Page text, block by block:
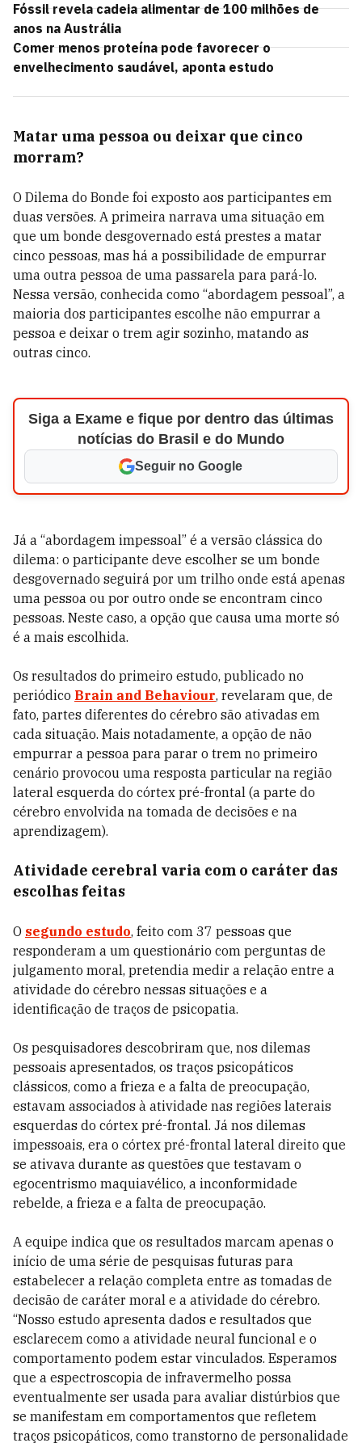
Fóssil revela cadeia alimentar de 100 milhões de
anos na Austrália
Comer menos proteína pode favorecer o
envelhecimento saudável, aponta estudo
Matar uma pessoa ou deixar que cinco
morram?
O Dilema do Bonde foi exposto aos participantes em
duas versões. A primeira narrava uma situação em
que um bonde desgovernado está prestes a matar
cinco pessoas, mas há a possibilidade de empurrar
uma outra pessoa de uma passarela para pará-lo.
Nessa versão, conhecida como “abordagem pessoal”, a
maioria dos participantes escolhe não empurrar a
pessoa e deixar o trem agir sozinho, matando as
outras cinco.
Siga a Exame e fique por dentro das últimas
notícias do Brasil e do Mundo
Seguir no Google
Já a “abordagem impessoal” é a versão clássica do
dilema: o participante deve escolher se um bonde
desgovernado seguirá por um trilho onde está apenas
uma pessoa ou por outro onde se encontram cinco
pessoas. Neste caso, a opção que causa uma morte só
é a mais escolhida.
Os resultados do primeiro estudo, publicado no
periódico Brain and Behaviour, revelaram que, de
fato, partes diferentes do cérebro são ativadas em
cada situação. Mais notadamente, a opção de não
empurrar a pessoa para parar o trem no primeiro
cenário provocou uma resposta particular na região
lateral esquerda do córtex pré-frontal (a parte do
cérebro envolvida na tomada de decisões e na
aprendizagem).
Atividade cerebral varia com o caráter das
escolhas feitas
O segundo estudo, feito com 37 pessoas que
responderam a um questionário com perguntas de
julgamento moral, pretendia medir a relação entre a
atividade do cérebro nessas situações e a
identificação de traços de psicopatia.
Os pesquisadores descobriram que, nos dilemas
pessoais apresentados, os traços psicopáticos
clássicos, como a frieza e a falta de preocupação,
estavam associados à atividade nas regiões laterais
esquerdas do córtex pré-frontal. Já nos dilemas
impessoais, era o córtex pré-frontal lateral direito que
se ativava durante as questões que testavam o
egocentrismo maquiavélico, a inconformidade
rebelde, a frieza e a falta de preocupação.
A equipe indica que os resultados marcam apenas o
início de uma série de pesquisas futuras para
estabelecer a relação completa entre as tomadas de
decisão de caráter moral e a atividade do cérebro.
“Nosso estudo apresenta dados e resultados que
esclarecem como a atividade neural funcional e o
comportamento podem estar vinculados. Esperamos
que a espectroscopia de infravermelho possa
eventualmente ser usada para avaliar distúrbios que
se manifestam em comportamentos que refletem
traços psicopáticos, como transtorno de personalidade